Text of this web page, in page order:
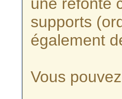
supports
également
Vous